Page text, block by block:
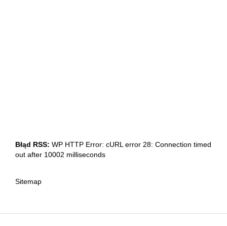
Błąd RSS: WP HTTP Error: cURL error 28: Connection timed
out after 10002 milliseconds
Sitemap